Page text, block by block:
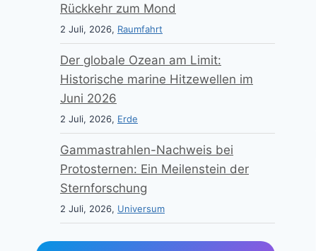
Rückkehr zum Mond
2 Juli, 2026, Raumfahrt
Der globale Ozean am Limit:
Historische marine Hitzewellen im
Juni 2026
2 Juli, 2026, Erde
Gammastrahlen-Nachweis bei
Protosternen: Ein Meilenstein der
Sternforschung
2 Juli, 2026, Universum